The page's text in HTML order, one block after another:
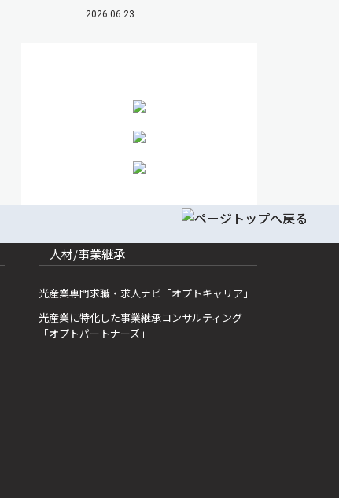
2026.06.23
人材/事業継承
光産業専門求職・求人ナビ「オプトキャリア」
光産業に特化した事業継承コンサルティング
「オプトパートナーズ」